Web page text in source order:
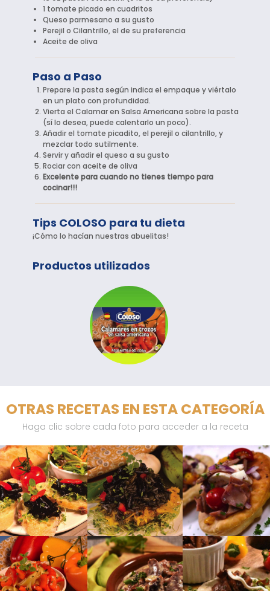
1 tomate picado en cuadritos
Queso parmesano a su gusto
Perejil o Cilantrillo, el de su preferencia
Aceite de oliva
Paso a Paso
Prepare la pasta según indica el empaque y viértalo
en un plato con profundidad.
Vierta el Calamar en Salsa Americana sobre la pasta
(sí lo desea, puede calentarlo un poco).
Añadir el tomate picadito, el perejil o cilantrillo, y
mezclar todo sutilmente.
Servir y añadir el queso a su gusto
Rociar con aceite de oliva
Excelente para cuando no tienes tiempo para
cocinar!!!
Tips COLOSO para tu dieta
¡Cómo lo hacían nuestras abuelitas!
Productos utilizados
OTRAS RECETAS EN ESTA CATEGORÍA
Haga clic sobre cada foto para acceder a la receta